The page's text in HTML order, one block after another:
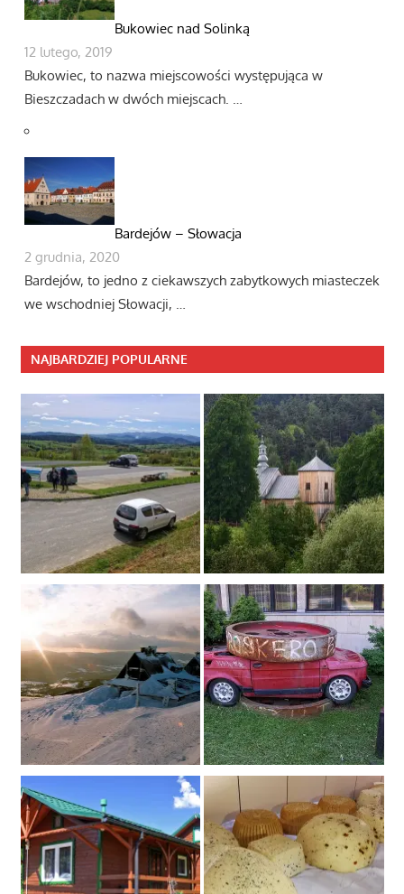
Bukowiec nad Solinką
12 lutego, 2019
Bukowiec, to nazwa miejscowości występująca w
Bieszczadach w dwóch miejscach. …
Bardejów – Słowacja
2 grudnia, 2020
Bardejów, to jedno z ciekawszych zabytkowych miasteczek
we wschodniej Słowacji, …
NAJBARDZIEJ POPULARNE